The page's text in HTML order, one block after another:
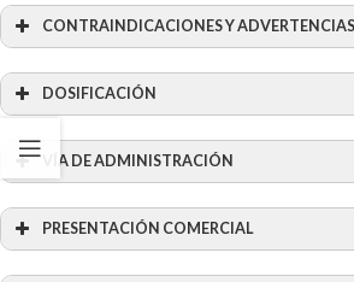
CONTRAINDICACIONES Y ADVERTENCIAS
DOSIFICACIÓN
VÍA DE ADMINISTRACIÓN
PRESENTACIÓN COMERCIAL